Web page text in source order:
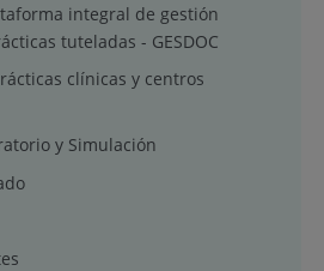
integral de gestión
tuteladas - GESDOC
clínicas y centros
y Simulación